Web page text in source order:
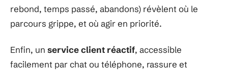
rebond, temps passé, abandons) révèlent où le
parcours grippe, et où agir en priorité.
Enfin, un service client réactif, accessible
facilement par chat ou téléphone, rassure et